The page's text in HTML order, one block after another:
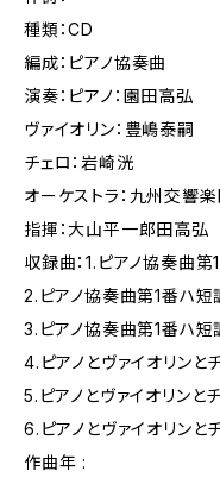
種類：CD
編成：ピアノ協奏曲
演奏：ピアノ：園田高弘
ヴァイオリン：豊嶋泰嗣
チェロ：岩崎洸
オーケストラ：九州交響
指揮：大山平一郎田高弘
収録曲：1.ピアノ協奏曲
2.ピアノ協奏曲第1番ハ
3.ピアノ協奏曲第1番ハ
4.ピアノとヴァイオリン
5.ピアノとヴァイオリン
6.ピアノとヴァイオリン
作曲年 :